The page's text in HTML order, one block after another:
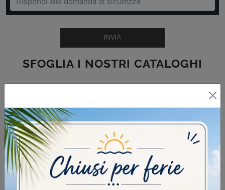
SFOGLIA I NOSTRI CATALOGHI
INVIA